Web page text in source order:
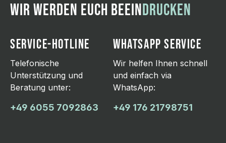
WIR WERDEN EUCH BEEINDRUCKEN
SERVICE-HOTLINE
Telefonische
Unterstützung und
Beratung unter:
+49 6055 7092863
WHATSAPP SERVICE
Wir helfen Ihnen schnell
und einfach via
WhatsApp:
+49 176 21798751